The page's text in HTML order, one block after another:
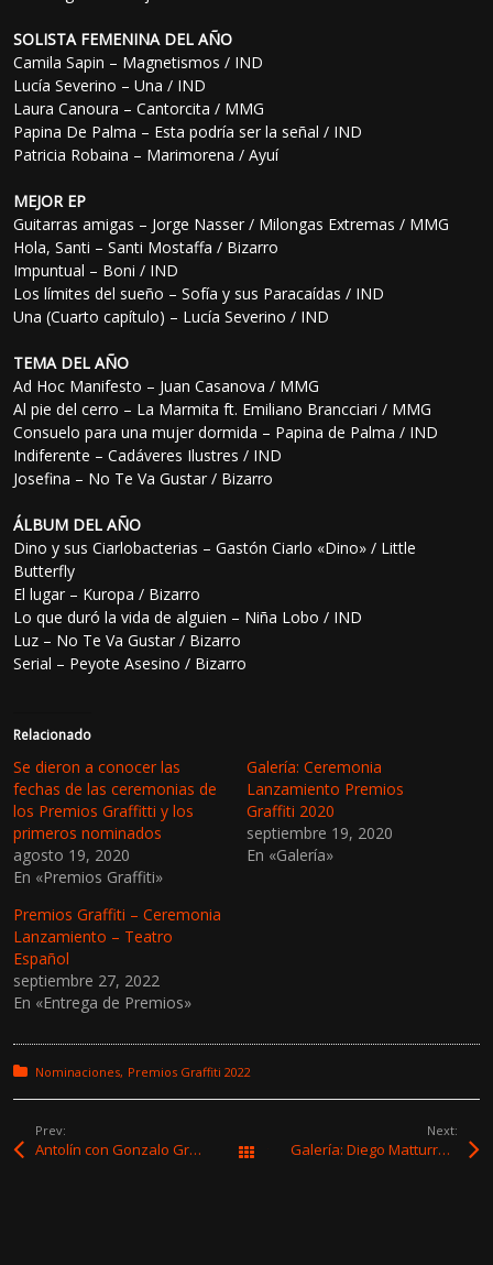
SOLISTA FEMENINA DEL AÑO
Camila Sapin – Magnetismos / IND
Lucía Severino – Una / IND
Laura Canoura – Cantorcita / MMG
Papina De Palma – Esta podría ser la señal / IND
Patricia Robaina – Marimorena / Ayuí
MEJOR EP
Guitarras amigas – Jorge Nasser / Milongas Extremas / MMG
Hola, Santi – Santi Mostaffa / Bizarro
Impuntual – Boni / IND
Los límites del sueño – Sofía y sus Paracaídas / IND
Una (Cuarto capítulo) – Lucía Severino / IND
TEMA DEL AÑO
Ad Hoc Manifesto – Juan Casanova / MMG
Al pie del cerro – La Marmita ft. Emiliano Brancciari / MMG
Consuelo para una mujer dormida – Papina de Palma / IND
Indiferente – Cadáveres Ilustres / IND
Josefina – No Te Va Gustar / Bizarro
ÁLBUM DEL AÑO
Dino y sus Ciarlobacterias – Gastón Ciarlo «Dino» / Little
Butterfly
El lugar – Kuropa / Bizarro
Lo que duró la vida de alguien – Niña Lobo / IND
Luz – No Te Va Gustar / Bizarro
Serial – Peyote Asesino / Bizarro
Relacionado
Se dieron a conocer las
fechas de las ceremonias de
los Premios Graffitti y los
primeros nominados
agosto 19, 2020
En «Premios Graffiti»
Galería: Ceremonia
Lanzamiento Premios
Graffiti 2020
septiembre 19, 2020
En «Galería»
Premios Graffiti – Ceremonia
Lanzamiento – Teatro
Español
septiembre 27, 2022
En «Entrega de Premios»
Posted in:
Nominaciones Premios Graffiti 2022
Prev:
Antolín con Gonzalo Gravina y Jorge Martínez + Patricia Turnes & Los Paquitos en Sala Lazaroff Todas las entradas
Next:
Galería: Diego Matturro presentó «Conflicto de Intereses»